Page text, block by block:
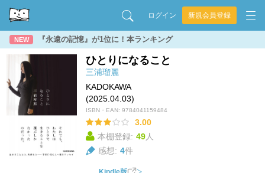
ログイン 新規会員登録
NEW 『永遠の記憶』が1位に！本ランキング
ひとりになること
三浦瑠麗
KADOKAWA
(2025.04.03)
ISBN・EAN: 9784041159484
3.00
本棚登録: 49人
感想: 4件